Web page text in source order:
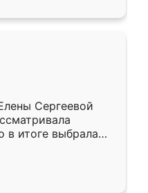
осталась
как и ожидала.
Сергеевой
в итоге выбрала
условия, потом
объяснил
в срок, с